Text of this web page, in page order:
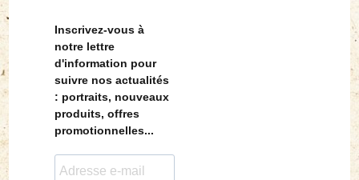
Inscrivez-vous à
notre lettre
d'information pour
suivre nos actualités
: portraits, nouveaux
produits, offres
promotionnelles...